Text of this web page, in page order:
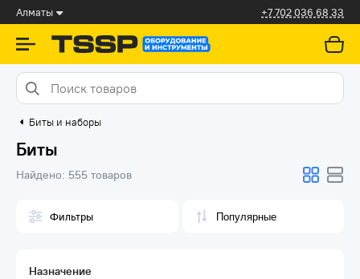
Алматы +7 702 036 68 33
Биты и наборы
Биты
Найдено: 555 товаров
Фильтры
Назначение